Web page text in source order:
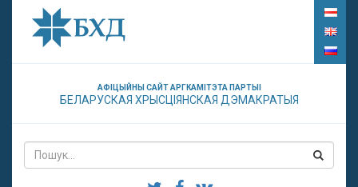
АФІЦЫЙНЫ САЙТ АРГКАМІТЭТА ПАРТЫІ
БЕЛАРУСКАЯ ХРЫСЦІЯНСКАЯ ДЭМАКРАТЫЯ